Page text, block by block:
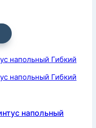
напольный